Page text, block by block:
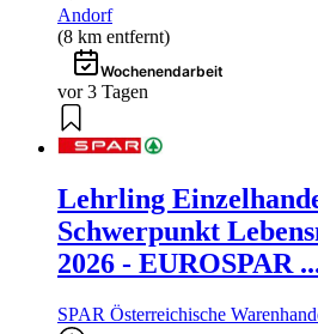
Andorf
(8 km entfernt)
Wochenendarbeit
vor 3 Tagen
Lehrling
Schwerpunkt
2026 - EUROSPAR
SPAR Österreichische